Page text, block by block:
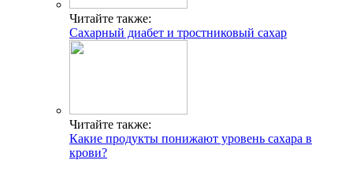
Читайте также:
Сахарный диабет и тростниковый сахар
Читайте также:
Какие продукты понижают уровень сахара в
крови?